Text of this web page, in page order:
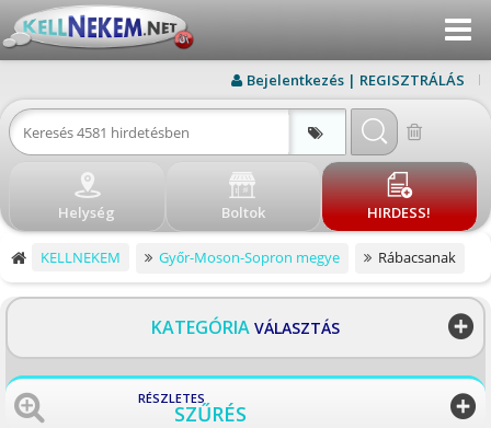
Menu
BEJELENTKEZÉS
REGISZTRÁLÁS
VISSZA
Bejelentkezés | REGISZTRÁLÁS
Helység Boltok HIRDESS!
KELLNEKEM Győr-Moson-Sopron megye Rábacsanak
KATEGÓRIA VÁLASZTÁS
RÉSZLETES
SZŰRÉS